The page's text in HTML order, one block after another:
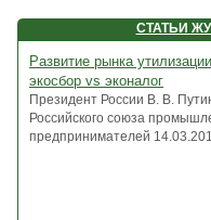
СТАТЬИ
Развитие рынка
экосбор vs эконалог
Президент России В. В.
Российского союза
предпринимателей